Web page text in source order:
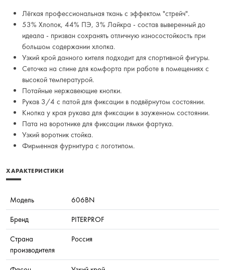
Лёгкая профессиональная ткань с эффектом "стрейч".
53% Хлопок, 44% ПЭ, 3% Лайкра - состав выверенный до
идеала - призван сохранять отличную износостойкость при
большом содержании хлопка.
Узкий крой данного кителя подходит для спортивной фигуры.
Сеточка на спине для комфорта при работе в помещениях с
высокой температурой.
Потайные нержавеющие кнопки.
Рукав 3/4 с патой для фиксации в подвёрнутом состоянии.
Кнопка у края рукава для фиксации в зауженном состоянии.
Пата на воротнике для фиксации лямки фартука.
Узкий воротник стойка.
Фирменная фурнитура с логотипом.
ХАРАКТЕРИСТИКИ
Модель
606BN
Бренд
PITERPROF
Страна
производителя
Россия